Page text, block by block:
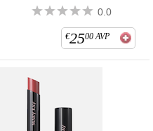
0.0
€2500 AVP